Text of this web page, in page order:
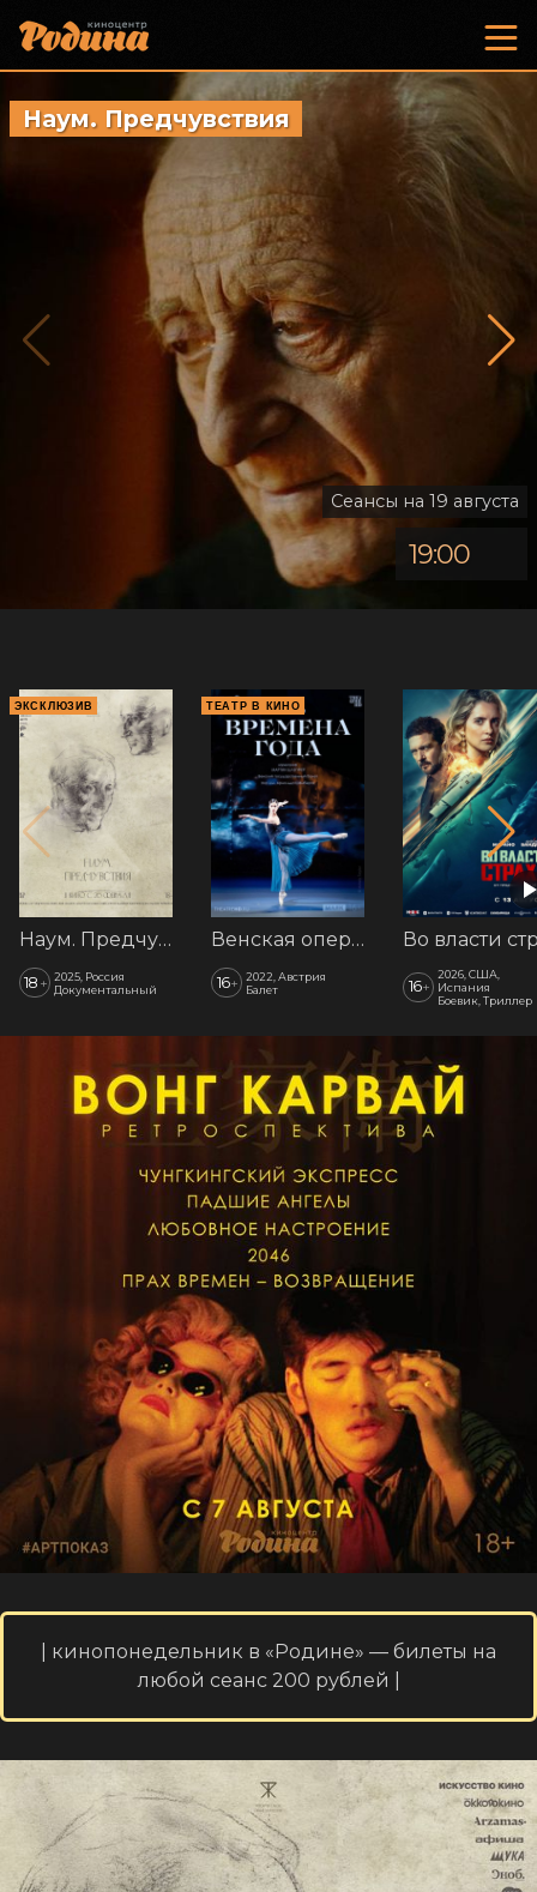
Наум. Предчувствия
Сеансы на 19 августа
19:00
ЭКСКЛЮЗИВ
Наум. Предчувствия
18 +
2025, Россия
Документальный
ТЕАТР В КИНО
Венская опера: Времена года
16+
2022, Австрия
Балет
16+
2026, США,
Испания
Боевик, Триллер
| кинопонедельник в «Родине» — билеты на
любой сеанс 200 рублей |